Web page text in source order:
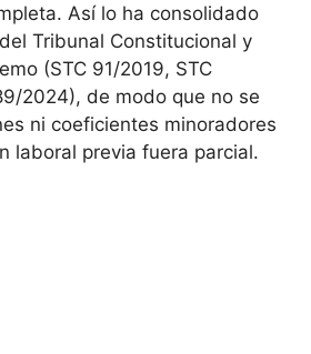
Así lo ha consolidado
Tribunal Constitucional y
(STC 91/2019, STC
2024), de modo que no se
ni coeficientes minoradores
laboral previa fuera parcial.